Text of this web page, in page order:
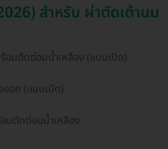
สำหรับ ผ่าตัดเต้านม
ร้อมตัดต่อมน้ำเหลือง (แบบเปิด)
ออก (แบบเปิด)
มตัดต่อมน้ำเหลือง